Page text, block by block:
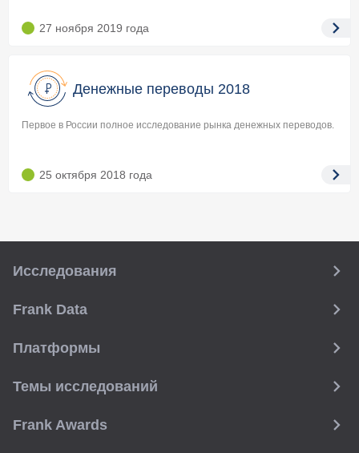
27 ноября 2019 года
Денежные переводы 2018
Первое в России полное исследование рынка денежных переводов.
25 октября 2018 года
Исследования
Frank Data
Платформы
Темы исследований
Frank Awards